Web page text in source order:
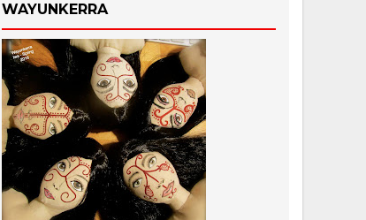
WAYUNKERRA